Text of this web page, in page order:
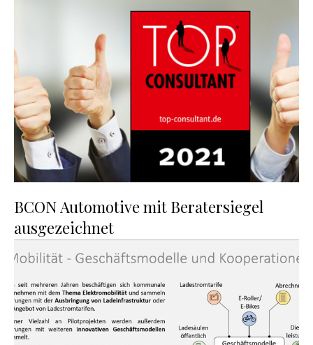
BCON Automotive mit Beratersiegel
ausgezeichnet